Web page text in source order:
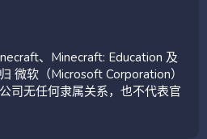
、Minecraft: Education 及
微软（Microsoft Corporation）
司无任何隶属关系，也不代表官